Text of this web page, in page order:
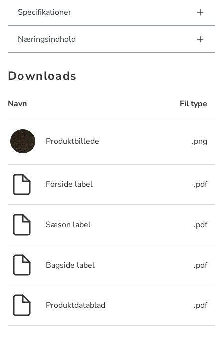
Specifikationer
Næringsindhold
Downloads
Navn Fil type
Produktbillede .png
Forside label .pdf
Sæson label .pdf
Bagside label .pdf
Produktdatablad .pdf